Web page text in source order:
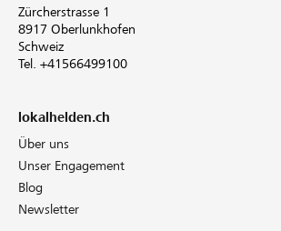
Zürcherstrasse 1
8917 Oberlunkhofen
Schweiz
Tel. +41566499100
lokalhelden.ch
Über uns
Unser Engagement
Blog
Newsletter